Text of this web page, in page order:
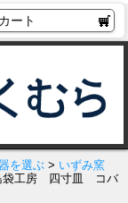
カート
を選ぶ > いずみ窯
袋工房 四寸皿 コバ